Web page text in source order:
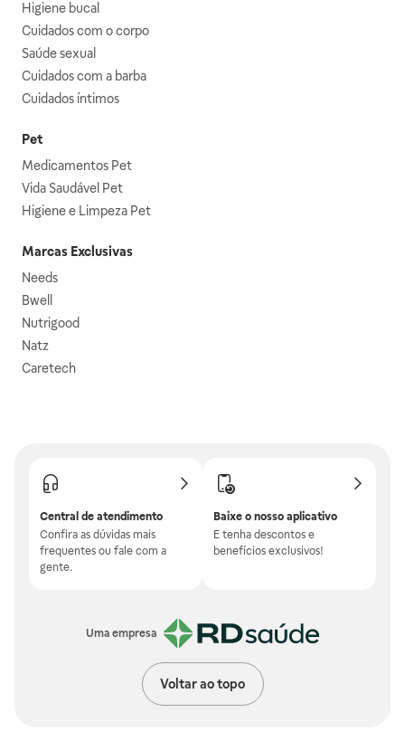
Higiene bucal
Cuidados com o corpo
Saúde sexual
Cuidados com a barba
Cuidados íntimos
Pet
Medicamentos Pet
Vida Saudável Pet
Higiene e Limpeza Pet
Marcas Exclusivas
Needs
Bwell
Nutrigood
Natz
Caretech
Central de atendimento
Confira as dúvidas mais
frequentes ou fale com a
gente.
Baixe o nosso aplicativo
E tenha descontos e
benefícios exclusivos!
Uma empresa
Voltar ao topo